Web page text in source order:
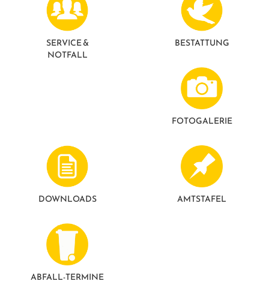
ANSPRECHPARTNER
GESUNDE GEMEINDE
SERVICE &
NOTFALL
BESTATTUNG
FOTO­GALERIE
DOWNLOADS AMTSTAFEL
ABFALL-TERMINE